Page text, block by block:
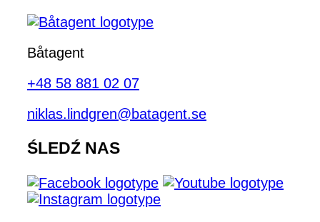
Båtagent
+48 58 881 02 07
niklas.lindgren@batagent.se
ŚLEDŹ NAS